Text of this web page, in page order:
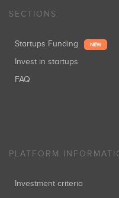
SECTIONS
Startups Funding NEW
Invest in startups
FAQ
PLATFORM
Investment criteria